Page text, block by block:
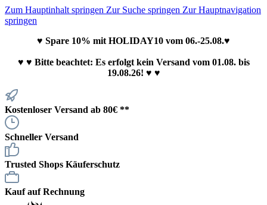
Zum Hauptinhalt springen Zur Suche springen Zur Hauptnavigation
springen
♥ Spare 10% mit HOLIDAY10 vom 06.-25.08.♥
♥ ♥ Bitte beachtet: Es erfolgt kein Versand vom 01.08. bis
19.08.26! ♥ ♥
Kostenloser Versand ab 80€ **
Schneller Versand
Trusted Shops Käuferschutz
Kauf auf Rechnung